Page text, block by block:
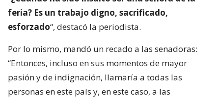
feria? Es un trabajo digno, sacrificado,
esforzado“, destacó la periodista.
Por lo mismo, mandó un recado a las senadoras:
“Entonces, incluso en sus momentos de mayor
pasión y de indignación, llamaría a todas las
personas en este país y, en este caso, a las